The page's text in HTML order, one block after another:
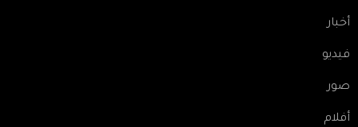
أخبار
فيديو
صور
أفلام